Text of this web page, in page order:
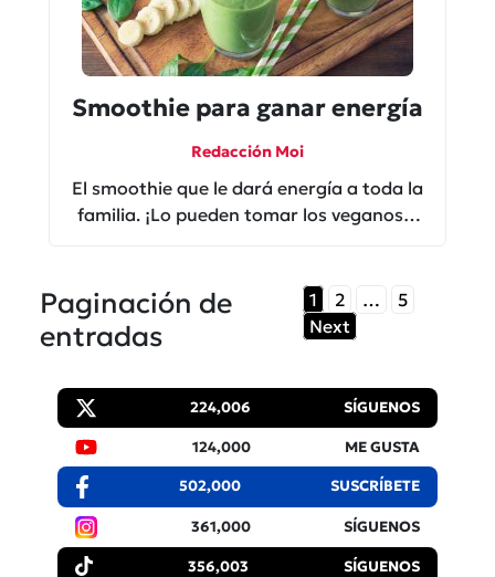
Smoothie para ganar energía
Redacción Moi
El smoothie que le dará energía a toda la
familia. ¡Lo pueden tomar los veganos y
Paginación de
entradas
1 2 …
5
Next
224,006 SÍGUENOS
124,000 ME GUSTA
502,000 SUSCRÍBETE
361,000 SÍGUENOS
356,003 SÍGUENOS